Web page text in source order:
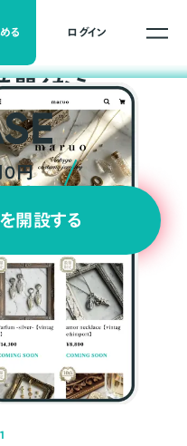
る ログイン
開くなら
0円
開設する
の理由